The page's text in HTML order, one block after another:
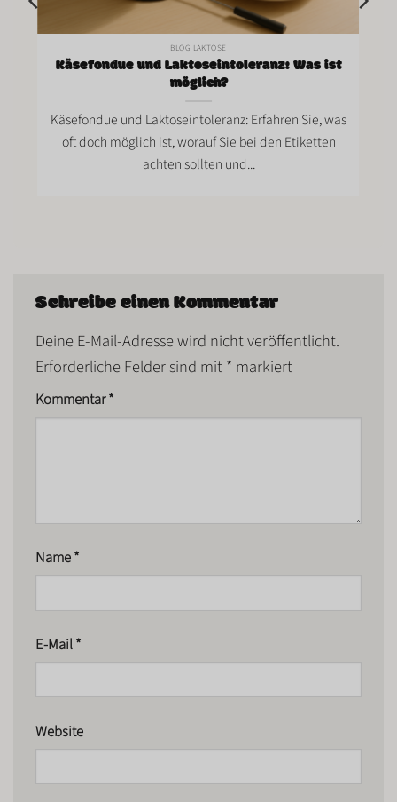
BLOG LAKTOSE
Käsefondue und Laktoseintoleranz: Was ist
möglich?
Käsefondue und Laktoseintoleranz: Erfahren Sie, was
oft doch möglich ist, worauf Sie bei den Etiketten
achten sollten und...
Schreibe einen Kommentar
Deine E-Mail-Adresse wird nicht veröffentlicht.
Erforderliche Felder sind mit* markiert
Kommentar*
Name*
E-Mail*
Website